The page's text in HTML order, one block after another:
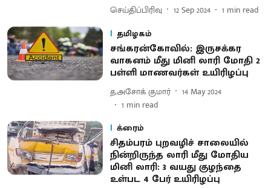
செய்திப்பிரிவு 12 Sep 2024 1 min read
தமிழகம்
சங்கரன்கோவில்: இருசக்கர
வாகனம் மீது மினி லாரி மோதி 2
பள்ளி மாணவர்கள் உயிரிழப்பு
த.அசோக் குமார்
14 May 2024
1 min read
க்ரைம்
சிதம்பரம் புறவழிச் சாலையில்
நின்றிருந்த லாரி மீது மோதிய
மினி லாரி: 3 வயது குழந்தை
உள்பட 4 பேர் உயிரிழப்பு